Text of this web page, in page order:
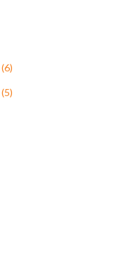
(6)
(5)